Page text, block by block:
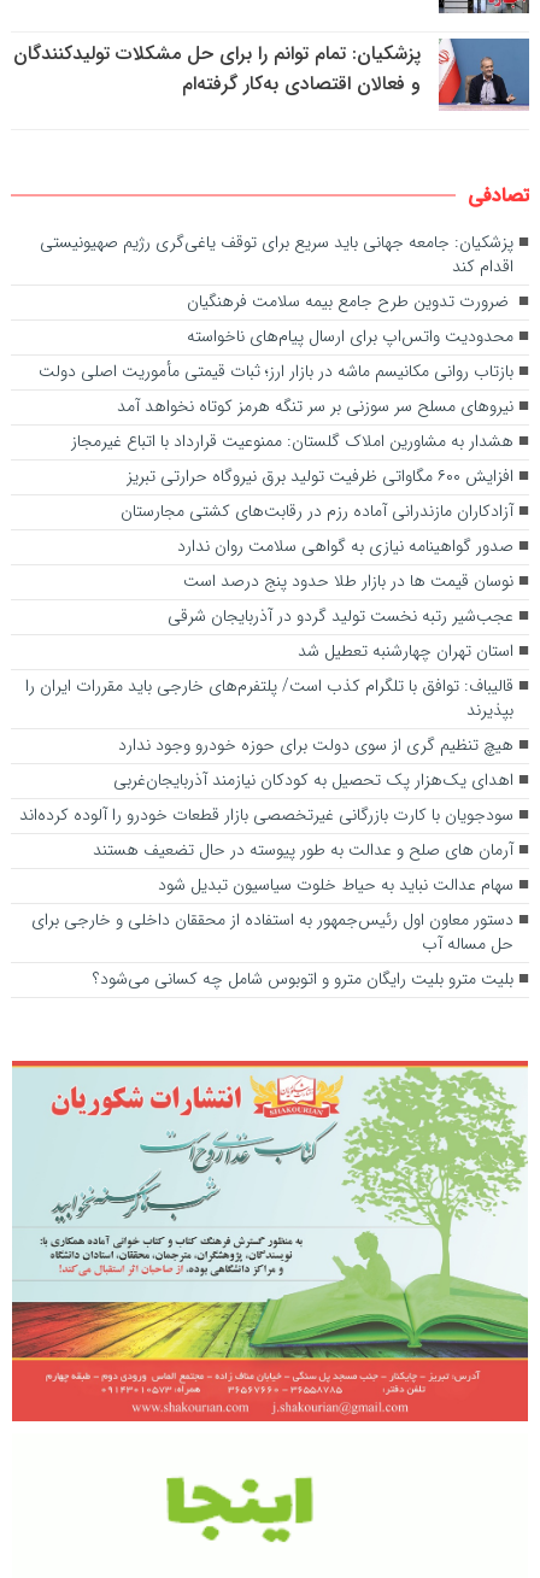
پزشکیان: تمام توانم را برای حل مشکلات تولیدکنندگان
و فعالان اقتصادی به‌کار گرفته‌ام
تصادفی
پزشکیان: جامعه جهانی باید سریع برای توقف یاغی‌گری رژیم صهیونیستی
اقدام کند
ضرورت تدوین طرح جامع بیمه سلامت فرهنگیان
محدودیت واتس‌اپ برای ارسال پیام‌های ناخواسته
بازتاب روانی مکانیسم ماشه در بازار ارز؛ ثبات قیمتی مأموریت اصلی دولت
نیروهای مسلح سر سوزنی بر سر تنگه هرمز کوتاه نخواهد آمد
هشدار به مشاورین املاک گلستان: ممنوعیت قرارداد با اتباع غیرمجاز
افزایش ۶۰۰ مگاواتی ظرفیت تولید برق نیروگاه حرارتی تبریز
آزادکاران مازندرانی آماده رزم در رقابت‌های کشتی مجارستان
صدور گواهینامه نیازی به گواهی سلامت روان ندارد
نوسان قیمت ها در بازار طلا حدود پنج درصد است
عجب‌شیر رتبه نخست تولید گردو در آذربایجان شرقی
استان تهران چهارشنبه تعطیل شد
قالیباف: توافق با تلگرام کذب است/ پلتفرم‌های خارجی باید مقررات ایران را
بپذیرند
هیچ تنظیم گری از سوی دولت برای حوزه خودرو وجود ندارد
اهدای یک‌هزار پک تحصیل به کودکان نیازمند آذربایجان‌غربی
سودجویان با کارت‌ بازرگانی غیرتخصصی بازار قطعات خودرو را آلوده کرده‌اند
آرمان های صلح و عدالت به طور پیوسته در حال تضعیف هستند
سهام عدالت نباید به حیاط خلوت سیاسیون تبدیل شود
دستور معاون اول رئیس‌جمهور به استفاده از محققان داخلی و خارجی برای
حل مساله آب
بلیت مترو بلیت رایگان مترو و اتوبوس شامل چه کسانی می‌شود؟